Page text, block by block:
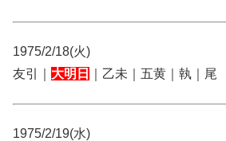
1975/2/18(火)
友引｜ 大明日 ｜乙未｜五黄｜執｜尾
1975/2/19(水)